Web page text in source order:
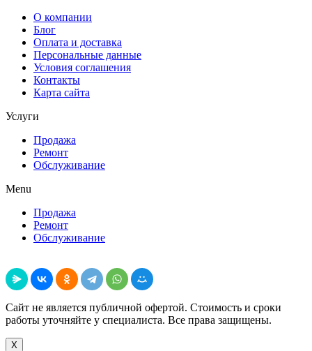
О компании
Блог
Оплата и доставка
Персональные данные
Условия соглашения
Контакты
Карта сайта
Услуги
Продажа
Ремонт
Обслуживание
Menu
Продажа
Ремонт
Обслуживание
Сайт не является публичной офертой. Стоимость и сроки
работы уточняйте у специалиста. Все права защищены.
X